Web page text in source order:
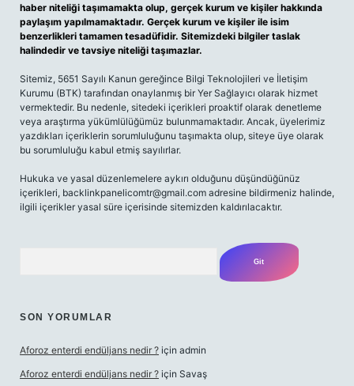
haber niteliği taşımamakta olup, gerçek kurum ve kişiler hakkında
paylaşım yapılmamaktadır. Gerçek kurum ve kişiler ile isim
benzerlikleri tamamen tesadüfidir. Sitemizdeki bilgiler taslak
halindedir ve tavsiye niteliği taşımazlar.
Sitemiz, 5651 Sayılı Kanun gereğince Bilgi Teknolojileri ve İletişim
Kurumu (BTK) tarafından onaylanmış bir Yer Sağlayıcı olarak hizmet
vermektedir. Bu nedenle, sitedeki içerikleri proaktif olarak denetleme
veya araştırma yükümlülüğümüz bulunmamaktadır. Ancak, üyelerimiz
yazdıkları içeriklerin sorumluluğunu taşımakta olup, siteye üye olarak
bu sorumluluğu kabul etmiş sayılırlar.
Hukuka ve yasal düzenlemelere aykırı olduğunu düşündüğünüz
içerikleri, backlinkpanelicomtr@gmail.com adresine bildirmeniz halinde,
ilgili içerikler yasal süre içerisinde sitemizden kaldırılacaktır.
SON YORUMLAR
Aforoz enterdi endüljans nedir ? için admin
Aforoz enterdi endüljans nedir ? için Savaş